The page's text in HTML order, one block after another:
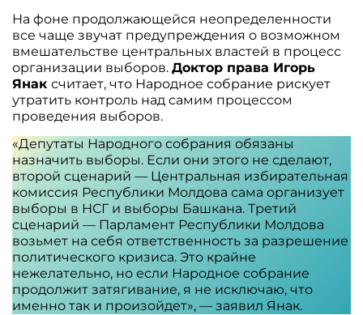
На фоне продолжающейся неопределенности
все чаще звучат предупреждения о возможном
вмешательстве центральных властей в процесс
организации выборов.Доктор права Игорь
Янаксчитает, что Народное собрание рискует
утратить контроль над самим процессом
проведения выборов.
«Депутаты Народного собрания обязаны
назначить выборы. Если они этого не сделают,
второй сценарий — Центральная избирательная
комиссия Республики Молдова сама организует
выборы в НСГ и выборы Башкана. Третий
сценарий — Парламент Республики Молдова
возьмет на себя ответственность за разрешение
политического кризиса. Это крайне
нежелательно, но если Народное собрание
продолжит затягивание, я не исключаю, что
именно так и произойдет», — заявил Янак.